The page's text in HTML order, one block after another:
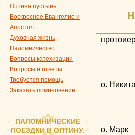
Оптина пустынь
Воскресное Евангелие и
Апостол
Духовная жизнь
Паломничество
Вопросы катехизации
Вопросы и ответы
Требуется помощь
Заказать поминовение
ПАЛОМНИЧЕСКИЕ
ПОЕЗДКИ В ОПТИНУ.
о. Никита
о. Марк